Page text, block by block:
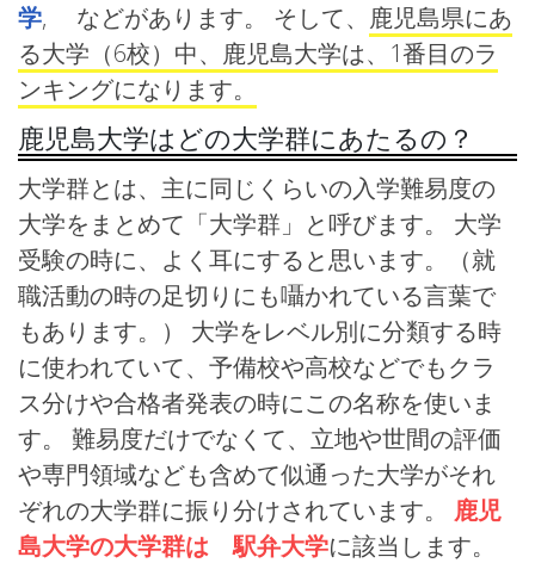
学, などがあります。 そして、 鹿児島県にあ
る大学（6校）中、鹿児島大学は、1番目のラ
ンキングになります。
鹿児島大学はどの大学群にあたるの？
大学群とは、主に同じくらいの入学難易度の
大学をまとめて「大学群」と呼びます。 大学
受験の時に、よく耳にすると思います。（就
職活動の時の足切りにも囁かれている言葉で
もあります。） 大学をレベル別に分類する時
に使われていて、予備校や高校などでもクラ
ス分けや合格者発表の時にこの名称を使いま
す。 難易度だけでなくて、立地や世間の評価
や専門領域なども含めて似通った大学がそれ
ぞれの大学群に振り分けされています。 鹿児
島大学の大学群は 駅弁大学に該当します。